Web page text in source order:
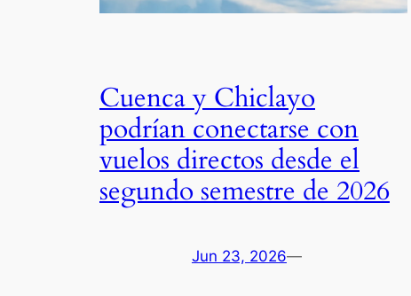
Cuenca y Chiclayo
podrían conectarse con
vuelos directos desde el
segundo semestre de 2026
Jun 23, 2026—